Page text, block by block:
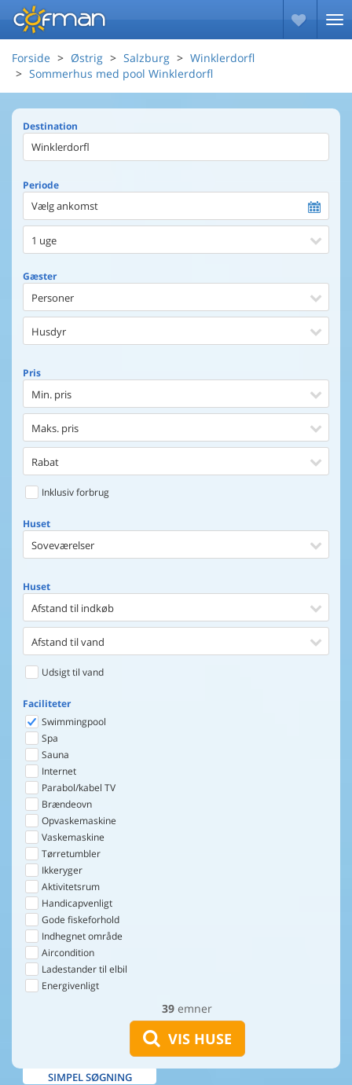
Forside Østrig Salzburg
Winklerdorfl
Sommerhus med pool Winklerdorfl
Destination
Periode
Vælg ankomst
1 uge
Gæster
Personer
Husdyr
Pris
Min. pris
Maks. pris
Rabat
Inklusiv forbrug
Huset
Soveværelser
39 emner
VIS HUSE
Huset
Afstand til indkøb
Afstand til vand
Udsigt til vand
Faciliteter
Swimmingpool
Spa
Sauna
Internet
Parabol/kabel TV
Brændeovn
Opvaskemaskine
Vaskemaskine
Tørretumbler
Ikkeryger
Aktivitetsrum
Handicapvenligt
Gode fiskeforhold
Indhegnet område
Aircondition
Ladestander til elbil
Energivenligt
SIMPEL SØGNING